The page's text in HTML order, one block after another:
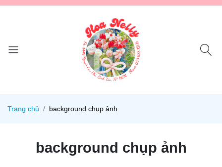
Trang chủ background chụp ảnh
background chụp ảnh